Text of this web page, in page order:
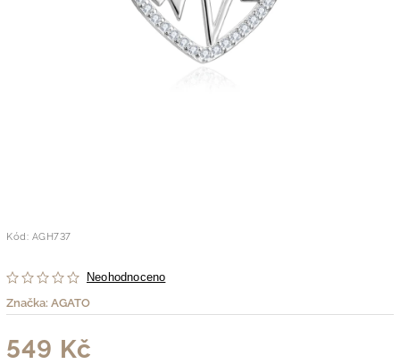
Kód: AGH737
Neohodnoceno
Značka: AGATO
549 Kč